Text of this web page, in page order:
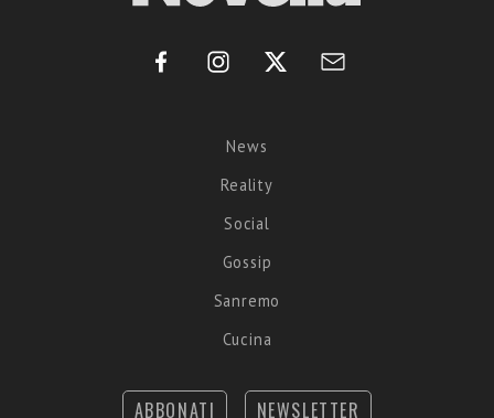
News
Reality
Social
Gossip
Sanremo
Cucina
ABBONATI NEWSLETTER